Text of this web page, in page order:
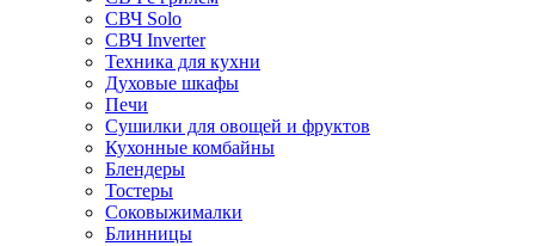
СВЧ Solo
СВЧ Inverter
Техника для кухни
Духовые шкафы
Печи
Сушилки для овощей и фруктов
Кухонные комбайны
Блендеры
Тостеры
Соковыжималки
Блинницы